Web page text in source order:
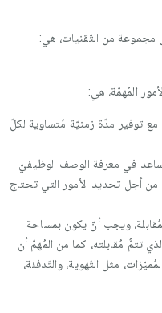
مجموعة من التّقنيات، هي:
المُهمّة، هي:
توفير مدّة زمنيّة مُتساوية لكلّ
تُساعد في معرفة الوصف الوظيفيّ
من أجل تحديد الأمور التي تحتاج
ويجب أنّ يكون بمساحة
تتمُّ مُقابلته، كما من المُهمّ أن
مثل التّهوية، والتّدفئة،